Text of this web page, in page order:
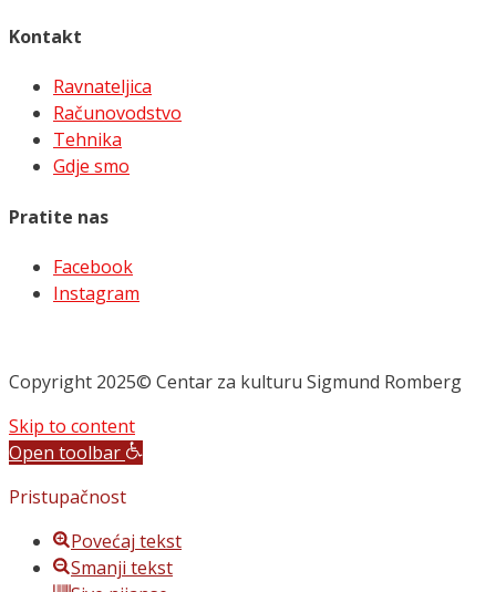
Kontakt
Ravnateljica
Računovodstvo
Tehnika
Gdje smo
Pratite nas
Facebook
Instagram
Copyright 2025© Centar za kulturu Sigmund Romberg
Skip to content
Open toolbar
Pristupačnost
Povećaj tekst
Smanji tekst